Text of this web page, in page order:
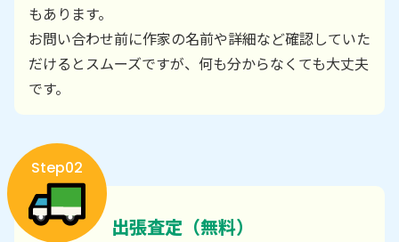
もあります。
お問い合わせ前に作家の名前や詳細など確認していた
だけるとスムーズですが、何も分からなくても大丈夫
です。
Step02
出張査定（無料）